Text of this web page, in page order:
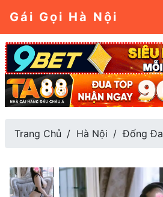
Gái Gọi Hà Nội
Trang Chủ Hà Nội Đống Đa